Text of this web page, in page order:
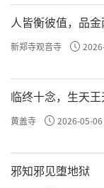
人皆衡彼值，品金
新郑寺观音寺
临终十念，生天王
黄盖寺 2026-05-
邪知邪见堕地狱